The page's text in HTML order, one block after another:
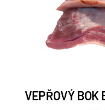
VEPŘOVÝ